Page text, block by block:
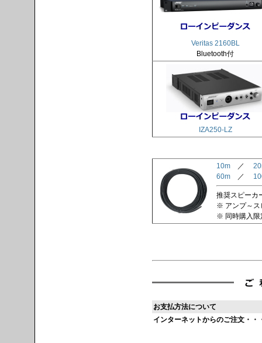
Veritas 2160BL
Bluetooth付
IZA250-LZ
10m ／
60m ／
推奨スピーカ
※ アンプ～ス
※ 同時購入限
お支払方法について
インターネットからのご注文・・